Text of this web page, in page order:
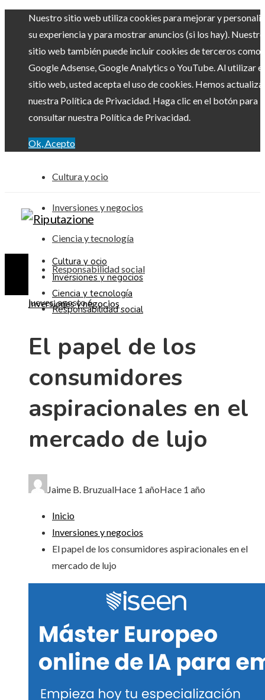
Nuestro sitio web utiliza cookies para mejorar y
su experiencia y para mostrar anuncios (si los hay). Nuestro
sitio web también puede incluir cookies de terceros como
Google Adsense, Google Analytics o YouTube. Al utilizar el
sitio web, usted acepta el uso de cookies. Hemos
nuestra Política de Privacidad. Haga clic en el botón para
consultar nuestra Política de Privacidad.
Ok, Acepto
Cultura y ocio
Inversiones y negocios
Ciencia y tecnología
Responsabilidad social
jueves, agosto 6
Cultura y ocio
Inversiones y negocios
Ciencia y tecnología
Responsabilidad social
Inversiones y negocios
El papel de los
consumidores
aspiracionales en el
mercado de lujo
Jaime B. BruzualHace 1 añoHace 1 año
Inicio
Inversiones y negocios
El papel de los consumidores aspiracionales en el
mercado de lujo